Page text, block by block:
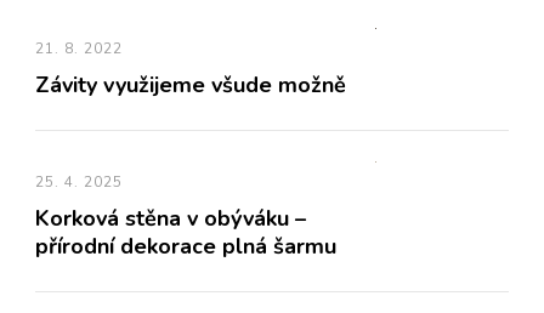
21. 8. 2022
Závity využijeme všude možně
25. 4. 2025
Korková stěna v obýváku –
přírodní dekorace plná šarmu